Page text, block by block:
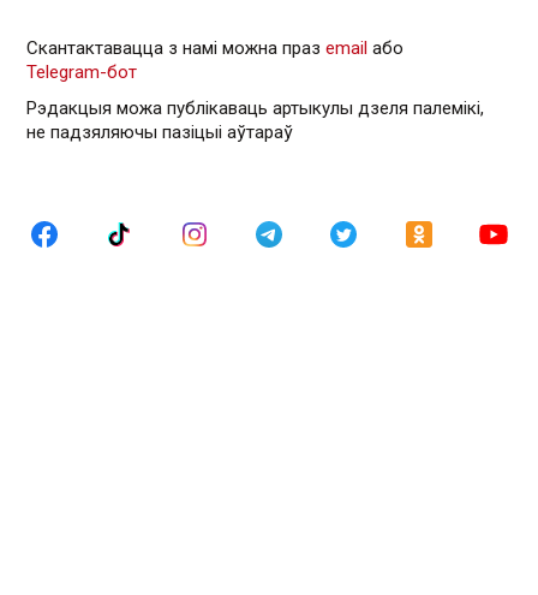
Скантактавацца з намі можна праз email або
Telegram-бот
Рэдакцыя можа публікаваць артыкулы дзеля палемікі,
не падзяляючы пазіцыі аўтараў